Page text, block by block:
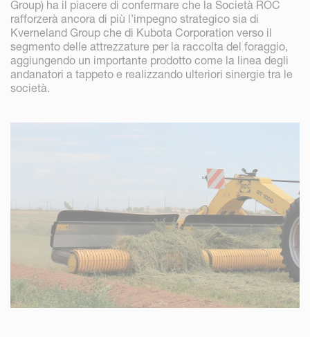
Group) ha il piacere di confermare che la Società ROC
rafforzerà ancora di più l’impegno strategico sia di
Kverneland Group che di Kubota Corporation verso il
segmento delle attrezzature per la raccolta del foraggio,
aggiungendo un importante prodotto come la linea degli
andanatori a tappeto e realizzando ulteriori sinergie tra le
società.